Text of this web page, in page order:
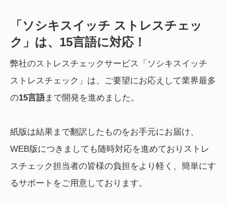
「ソシキスイッチ ストレスチェッ
ク」は、15言語に対応！
弊社のストレスチェックサービス「ソシキスイッチ
ストレスチェック」は、ご要望にお応えして業界最多
の15言語まで開発を進めました。
紙版は結果まで翻訳したものをお手元にお届け、
WEB版につきましても随時対応を進めておりストレ
スチェック担当者の皆様の負担をより軽く、簡単にす
るサポートをご用意しております。